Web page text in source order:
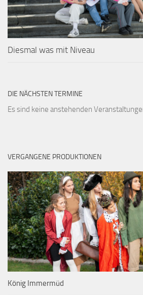
Diesmal was mit Niveau
DIE NÄCHSTEN TERMINE
Es sind keine anstehenden
VERGANGENE PRODUKTIONEN
König Immermüd